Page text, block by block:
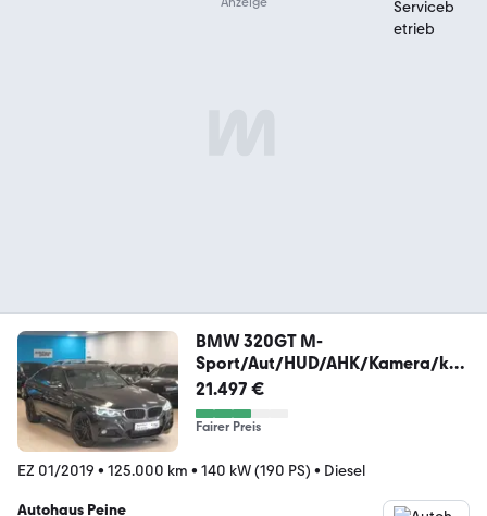
BMW 320GT M-
Sport/Aut/HUD/AHK/Kamera/key
LessGo
21.497 €
Fairer Preis
EZ 01/2019 • 125.000 km • 140 kW (190 PS) • Diesel
Autohaus Peine